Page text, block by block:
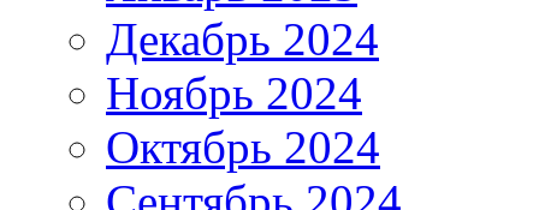
Декабрь 2024
Ноябрь 2024
Октябрь 2024